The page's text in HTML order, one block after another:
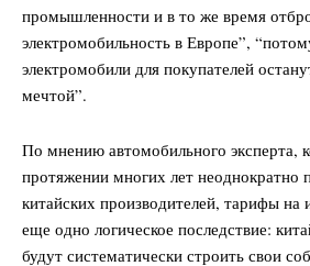
промышленности и в то же время
электромобильность в Европе”,
электромобили для покупателей
мечтой”.
По мнению автомобильного эксперта,
протяжении многих лет неоднократно
китайских производителей, тарифы на
еще одно логическое последствие:
будут систематически строить свои